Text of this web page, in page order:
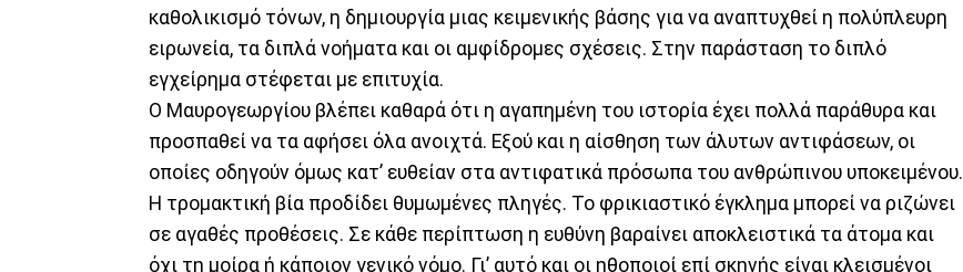
καθολικισμό τόνων, η δημιουργία μιας κειμενικής βάσης για να αναπτυχθεί η πολύπλευρη
ειρωνεία, τα διπλά νοήματα και οι αμφίδρομες σχέσεις. Στην παράσταση το διπλό
εγχείρημα στέφεται με επιτυχία.
Ο Μαυρογεωργίου βλέπει καθαρά ότι η αγαπημένη του ιστορία έχει πολλά παράθυρα και
προσπαθεί να τα αφήσει όλα ανοιχτά. Εξού και η αίσθηση των άλυτων αντιφάσεων, οι
οποίες οδηγούν όμως κατ’ ευθείαν στα αντιφατικά πρόσωπα του ανθρώπινου υποκειμένου.
Η τρομακτική βία προδίδει θυμωμένες πληγές. Το φρικιαστικό έγκλημα μπορεί να ριζώνει
σε αγαθές προθέσεις. Σε κάθε περίπτωση η ευθύνη βαραίνει αποκλειστικά τα άτομα και
όχι τη μοίρα ή κάποιον γενικό νόμο. Γι’ αυτό και οι ηθοποιοί επί σκηνής είναι κλεισμένοι